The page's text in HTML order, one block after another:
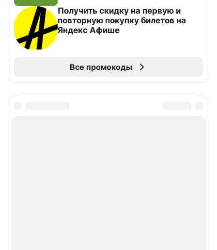
Получить скидку на первую и
повторную покупку билетов на
Яндекс Афише
Все промокоды